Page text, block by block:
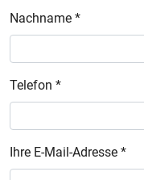
Nachname *
Telefon *
Ihre E-Mail-Adresse *